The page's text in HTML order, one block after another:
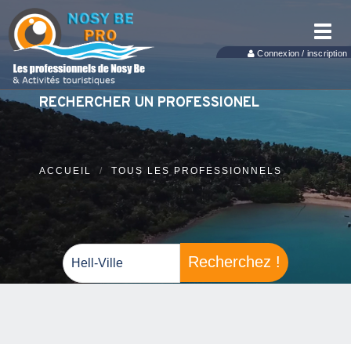
Connexion / inscription
RECHERCHER UN PROFESSIONEL
ACCUEIL TOUS LES PROFESSIONNELS
Recherchez !